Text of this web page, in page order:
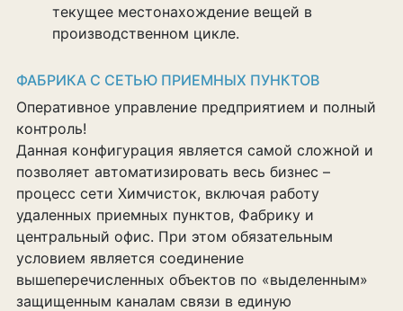
текущее местонахождение вещей в
производственном цикле.
ФАБРИКА С СЕТЬЮ ПРИЕМНЫХ ПУНКТОВ
Оперативное управление предприятием и полный
контроль!
Данная конфигурация является самой сложной и
позволяет автоматизировать весь бизнес –
процесс сети Химчисток, включая работу
удаленных приемных пунктов, Фабрику и
центральный офис. При этом обязательным
условием является соединение
вышеперечисленных объектов по «выделенным»
защищенным каналам связи в единую